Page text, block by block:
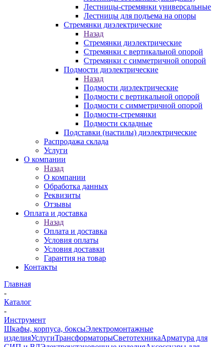
Лестницы-стремянки универсальные
Лестницы для подъема на опоры
Стремянки диэлектрические
Назад
Стремянки диэлектрические
Стремянки с вертикальной опорой
Стремянки с симметричной опорой
Подмости диэлектрические
Назад
Подмости диэлектрические
Подмости с вертикальной опорой
Подмости с симметричной опорой
Подмости-стремянки
Подмости складные
Подставки (настилы) диэлектрические
Распродажа склада
Услуги
О компании
Назад
О компании
Обработка данных
Реквизиты
Отзывы
Оплата и доставка
Назад
Оплата и доставка
Условия оплаты
Условия доставки
Гарантия на товар
Контакты
Главная
-
Каталог
-
Инструмент
Шкафы, корпуса, боксыЭлектромонтажные
изделияУслугиТрансформаторыСветотехникаАрматура для